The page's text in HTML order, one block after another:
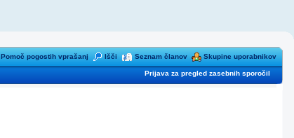
Pomoč pogostih vprašanj Išči Seznam članov Skupine uporabnikov
Prijava za pregled zasebnih sporočil